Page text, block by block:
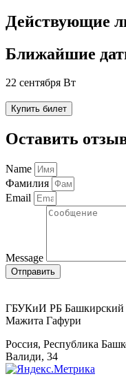
Действующие
Ближайшие
22 сентября Вт
Купить билет
Оставить
Name
Фамилия
Email
Message
Отправить
ГБУКиИ РБ Башкирский
Мажита Гафури
Россия, Республика
Валиди, 34